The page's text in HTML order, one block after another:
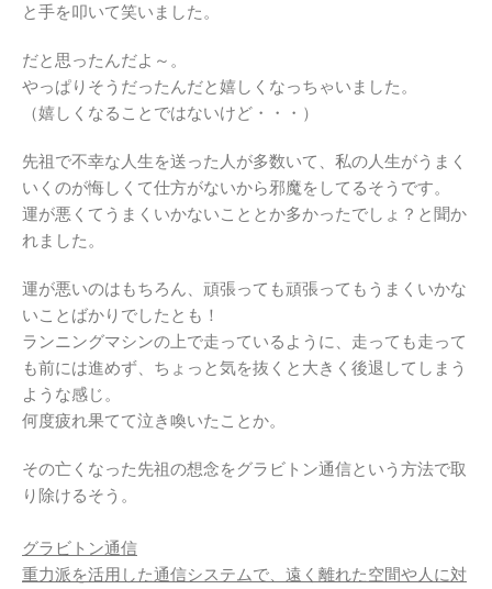
と手を叩いて笑いました。
だと思ったんだよ～。
やっぱりそうだったんだと嬉しくなっちゃいました。
（嬉しくなることではないけど・・・）
先祖で不幸な人生を送った人が多数いて、私の人生がうまく
いくのが悔しくて仕方がないから邪魔をしてるそうです。
運が悪くてうまくいかないこととか多かったでしょ？と聞か
れました。
運が悪いのはもちろん、頑張っても頑張ってもうまくいかな
いことばかりでしたとも！
ランニングマシンの上で走っているように、走っても走って
も前には進めず、ちょっと気を抜くと大きく後退してしまう
ような感じ。
何度疲れ果てて泣き喚いたことか。
その亡くなった先祖の想念をグラビトン通信という方法で取
り除けるそう。
グラビトン通信
重力派を活用した通信システムで、遠く離れた空間や人に対